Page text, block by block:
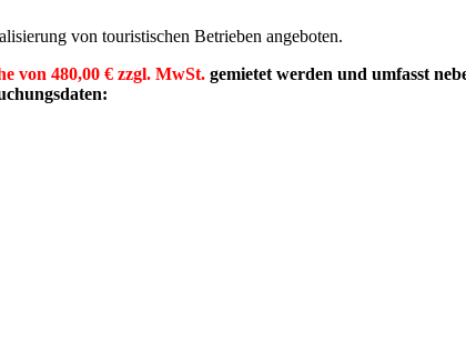
von touristischen Betrieben angeboten.
von 480,00 € zzgl. MwSt. gemietet werden und umfasst